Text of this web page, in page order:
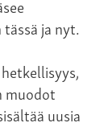
ja nyt.
muodot
uusia